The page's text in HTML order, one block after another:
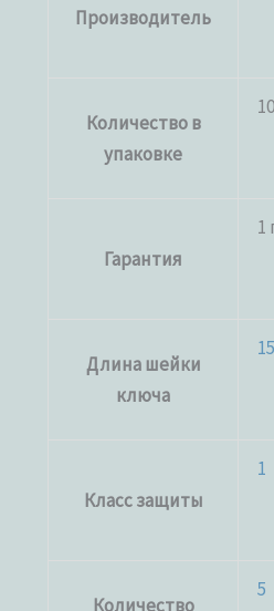
Производитель
Количество в
упаковке
Гарантия
1
Длина шейки
ключа
15
Класс защиты
1
Количество
5